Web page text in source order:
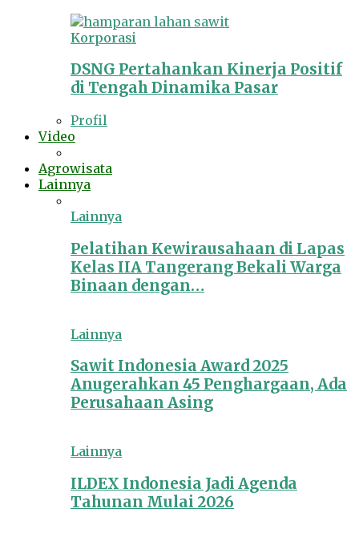
Korporasi
DSNG Pertahankan Kinerja Positif
di Tengah Dinamika Pasar
Profil
Video
Agrowisata
Lainnya
Lainnya
Pelatihan Kewirausahaan di Lapas
Kelas IIA Tangerang Bekali Warga
Binaan dengan…
Lainnya
Sawit Indonesia Award 2025
Anugerahkan 45 Penghargaan, Ada
Perusahaan Asing
Lainnya
ILDEX Indonesia Jadi Agenda
Tahunan Mulai 2026